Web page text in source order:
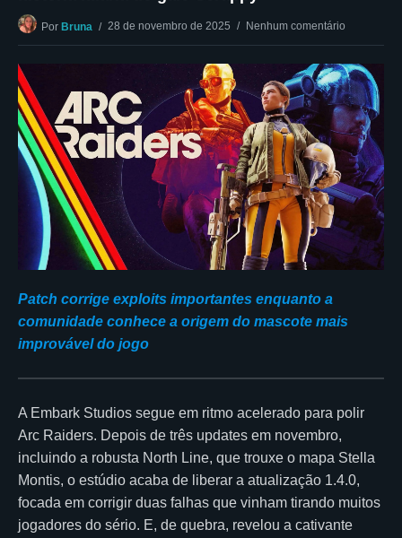
Por Bruna 28 de novembro de 2025 Nenhum comentário
Patch corrige exploits importantes enquanto a
comunidade conhece a origem do mascote mais
improvável do jogo
A Embark Studios segue em ritmo acelerado para polir
Arc Raiders. Depois de três updates em novembro,
incluindo a robusta North Line, que trouxe o mapa Stella
Montis, o estúdio acaba de liberar a atualização 1.4.0,
focada em corrigir duas falhas que vinham tirando muitos
jogadores do sério. E, de quebra, revelou a cativante